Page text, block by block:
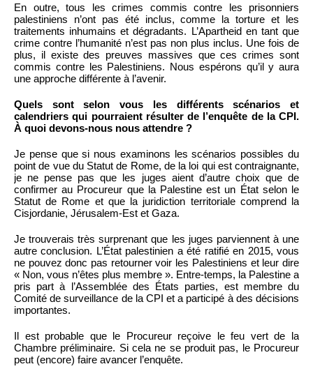
En outre, tous les crimes commis contre les prisonniers
palestiniens n’ont pas été inclus, comme la torture et les
traitements inhumains et dégradants. L’Apartheid en tant que
crime contre l’humanité n’est pas non plus inclus. Une fois de
plus, il existe des preuves massives que ces crimes sont
commis contre les Palestiniens. Nous espérons qu’il y aura
une approche différente à l’avenir.
Quels sont selon vous les différents scénarios et
calendriers qui pourraient résulter de l’enquête de la CPI.
À quoi devons-nous nous attendre ?
Je pense que si nous examinons les scénarios possibles du
point de vue du Statut de Rome, de la loi qui est contraignante,
je ne pense pas que les juges aient d’autre choix que de
confirmer au Procureur que la Palestine est un État selon le
Statut de Rome et que la juridiction territoriale comprend la
Cisjordanie, Jérusalem-Est et Gaza.
Je trouverais très surprenant que les juges parviennent à une
autre conclusion. L’État palestinien a été ratifié en 2015, vous
ne pouvez donc pas retourner voir les Palestiniens et leur dire
« Non, vous n’êtes plus membre ». Entre-temps, la Palestine a
pris part à l’Assemblée des États parties, est membre du
Comité de surveillance de la CPI et a participé à des décisions
importantes.
Il est probable que le Procureur reçoive le feu vert de la
Chambre préliminaire. Si cela ne se produit pas, le Procureur
peut (encore) faire avancer l’enquête.